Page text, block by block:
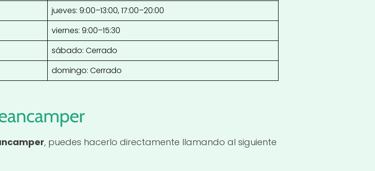
jueves: 9:00–13:00, 17:00–20:00
viernes: 9:00–15:30
sábado: Cerrado
domingo: Cerrado
, puedes hacerlo directamente llamando al siguiente